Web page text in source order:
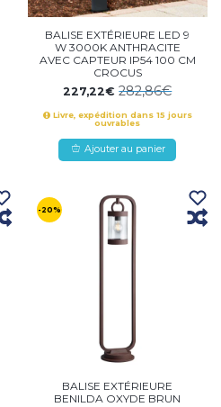
BALISE EXTÉRIEURE LED 9
W 3000K ANTHRACITE
AVEC CAPTEUR IP54 100 CM
CROCUS
227,22€282,86€
Livre, expédition dans 15 jours
ouvrables
Ajouter au panier
-20%
BALISE EXTÉRIEURE
BENILDA OXYDE BRUN